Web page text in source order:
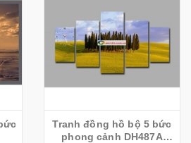
Tranh đồng hồ bộ 5 bức
phong cảnh DH487A